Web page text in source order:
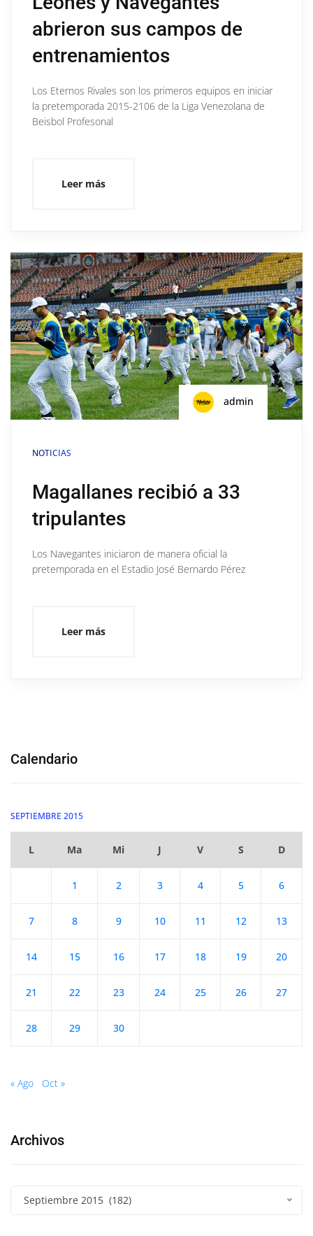
abrieron sus campos de
entrenamientos
Los Eternos Rivales son los primeros equipos en iniciar
la pretemporada 2015-2106 de la Liga Venezolana de
Beisbol Profesonal
Leer más
admin
NOTICIAS
Magallanes recibió a 33
tripulantes
Los Navegantes iniciaron de manera oficial la
pretemporada en el Estadio José Bernardo Pérez
Leer más
Calendario
SEPTIEMBRE 2015
L Ma Mi J V S D
1 2 3 4 5 6
7 8 9 10 11 12 13
14 15 16 17 18 19 20
21 22 23 24 25 26 27
28 29 30
« Ago Oct »
Archivos
Septiembre 2015 (182)